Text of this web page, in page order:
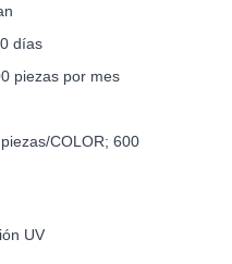
días
piezas por mes
COLOR; 600
UV